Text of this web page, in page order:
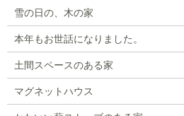
雪の日の、木の家
本年もお世話になりました。
土間スペースのある家
マグネットハウス